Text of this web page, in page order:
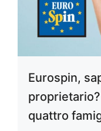
Eurospin,
quattro